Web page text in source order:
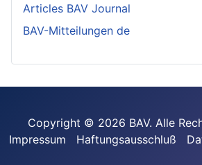
Articles BAV Journal
BAV-Mitteilungen de
Copyright © 2026 BAV. Alle
Impressum
Haftungsausschluß